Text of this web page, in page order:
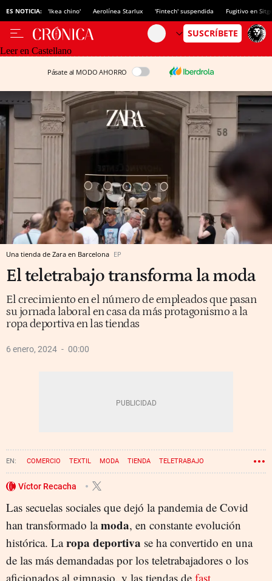
ES NOTICIA: 'Ikea chino' Aerolínea Starlux 'Fintech' suspendida Fugitivo en
Leer en Castellano
Pásate al MODO AHORRO
Una tienda de Zara en Barcelona EP
El teletrabajo transforma la moda
El crecimiento en el número de empleados que pasan
su jornada laboral en casa da más protagonismo a la
ropa deportiva en las tiendas
6 enero, 2024 00:00
COMERCIO TEXTIL MODA TIENDA TELETRABAJO
Víctor Recacha
Las secuelas sociales que dejó la pandemia de Covid
han transformado lamoda, en constante evolución
histórica. Laropa deportiva se ha convertido en una
de las más demandadas por los teletrabajadores o los
aficionados al gimnasio, y las tiendas de fast